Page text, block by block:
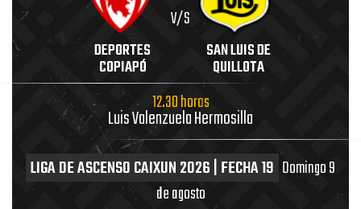
DEPORTES
COPIAPÓ
V/S
SAN LUIS DE
QUILLOTA
12.30 horas
Luis Valenzuela Hermosilla
LIGA DE ASCENSO CAIXUN 2026 | FECHA 19 Domingo 9
de agosto